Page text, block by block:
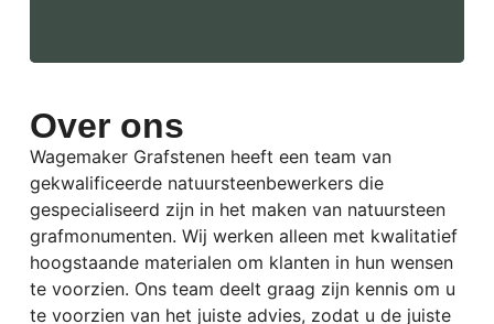
Over ons
Wagemaker Grafstenen heeft een team van
gekwalificeerde natuursteenbewerkers die
gespecialiseerd zijn in het maken van natuursteen
grafmonumenten. Wij werken alleen met kwalitatief
hoogstaande materialen om klanten in hun wensen
te voorzien. Ons team deelt graag zijn kennis om u
te voorzien van het juiste advies, zodat u de juiste